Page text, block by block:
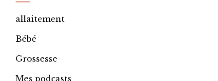
allaitement
Bébé
Grossesse
Mes podcasts